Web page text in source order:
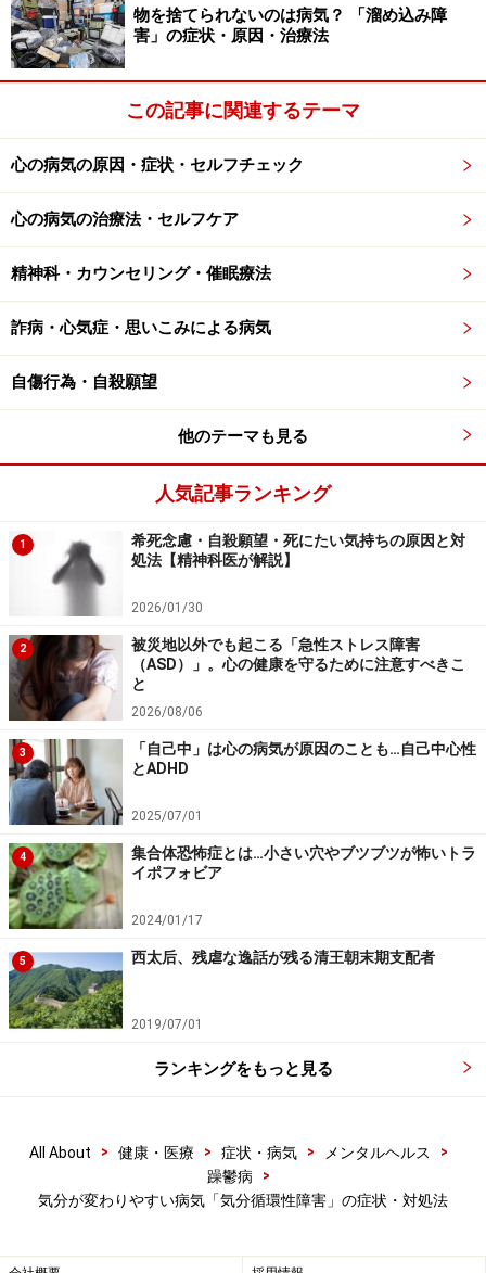
気分循環性障害は多くの場合、10～20代の若い年齢から
始まります。気分循環性障害の原因として、幼少時のト
みから心を防御する為に、無理に気分を高揚させて悲し
みを否認しようとしても、偽りの高揚気分はすぐに本当
る）といった説で、なかなか説得力があると思います。
また、気分循環性障害の原因には生物学的な要素もかな
り関わっています。心の病気の要因として脳内での神経
伝達物質の働きは重要ですが、これは遺伝子で大まかに
気分循環性障害は躁うつ病と関連している事も分かって
きています。この疾患の経過において、その気分の振幅
わばレベルアップする場合が、全体の約3分の1程度あり
ます。
気分循環性障害の経過は、気分の振幅への本人の対処の
仕方でかなり違いが出てきます。例えば、何か打ち込め
るものを持っている人が気分が高揚した軽躁状態の時、
長時間エネルギッシュにその事へ没頭して、本人の持つ
能力が発揮できたなら、大きな成果が生まれるでしょ
う。しかし、落ち込んだ時にアルコールに頼ってしまっ
た場合、経過の違いは明らかです。
気分循環性障害の治療法……病院での薬物療
法・心理療法
気分循環性障害の治療は躁うつ病に対する治療と同様
で、薬物療法と心理療法によって気分の変動に対処して
いく必要があります。薬物療法によって気分を治療薬の
力で安定化させると共に、心理療法を行なうことで、本
人が自分の問題を理解し、気分の振幅により効果的に対
処できるように導いていきます。
ている時は日記を付けてみることをおすすめします。日
記をつけることは、その毎日に起きている問題を見逃さ
りや問題の意外な深刻さに気付くためにも役立つもので
物を捨てられないのは病気？ 「溜め込み障
害」の症状・原因・治療法
この記事に関連するテーマ
心の病気の原因・症状・セルフチェック
心の病気の治療法・セルフケア
精神科・カウンセリング・催眠療法
詐病・心気症・思いこみによる病気
自傷行為・自殺願望
他のテーマも見る
人気記事ランキング
1
希死念慮・自殺願望・死にたい気持ちの原因と対
処法【精神科医が解説】
2026/01/30
2
被災地以外でも起こる「急性ストレス障害
（ASD）」。心の健康を守るために注意すべきこ
と
2026/08/06
3
「自己中」は心の病気が原因のことも…自己中心性
とADHD
2025/07/01
4
集合体恐怖症とは…小さい穴やブツブツが怖いトラ
イポフォビア
2024/01/17
5 西太后、残虐な逸話が残る清王朝末期支配者
2019/07/01
ランキングをもっと見る
All About > 健康・医療 > 症状・病気 > メンタルヘルス
>
躁鬱病
>
気分が変わりやすい病気「気分循環性障害」の症状・対処法